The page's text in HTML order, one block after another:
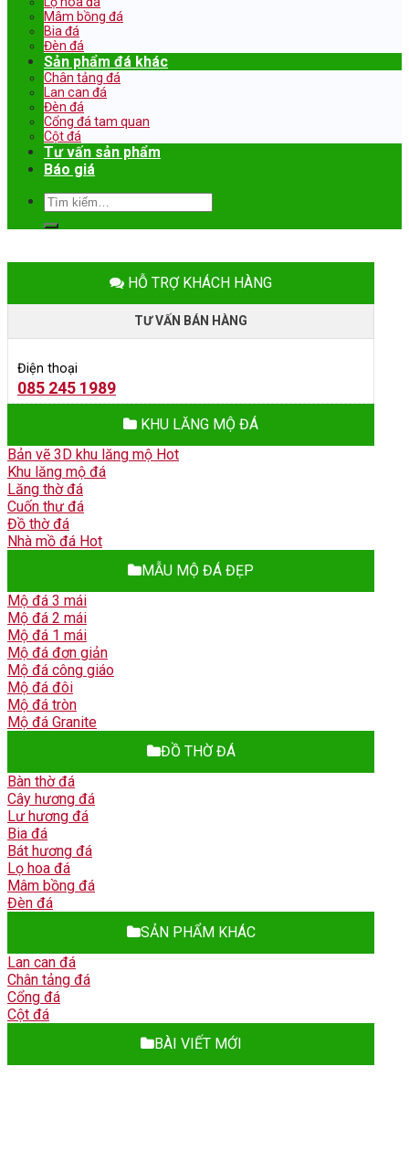
Mâm bồng đá
Bia đá
Đèn đá
Sản phẩm đá khác
Chân tảng đá
Lan can đá
Đèn đá
Cổng đá tam quan
Cột đá
Tư vấn sản phẩm
Báo giá
Tìm
kiếm:
HỖ TRỢ KHÁCH HÀNG
TƯ VẤN BÁN HÀNG
Điện thoại
085 245 1989
KHU LĂNG MỘ ĐÁ
Bản vẽ 3D khu lăng mộ
Khu lăng mộ đá
Lăng thờ đá
Cuốn thư đá
Đồ thờ đá
Nhà mồ đá
MẪU MỘ ĐÁ ĐẸP
Mộ đá 3 mái
Mộ đá 2 mái
Mộ đá 1 mái
Mộ đá đơn giản
Mộ đá công giáo
Mộ đá đôi
Mộ đá tròn
Mộ đá Granite
ĐỒ THỜ ĐÁ
Bàn thờ đá
Cây hương đá
Lư hương đá
Bia đá
Bát hương đá
Lọ hoa đá
Mâm bồng đá
Đèn đá
SẢN PHẨM KHÁC
Lan can đá
Chân tảng đá
Cổng đá
Cột đá
BÀI VIẾT MỚI